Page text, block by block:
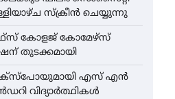
സ്‌ക്രീൻ ചെയ്യുന്നു
കോളജ് കോമേഴ്‌സ്
തുടക്കമായി
എസ് എൻ
വിദ്യാർത്ഥികൾ